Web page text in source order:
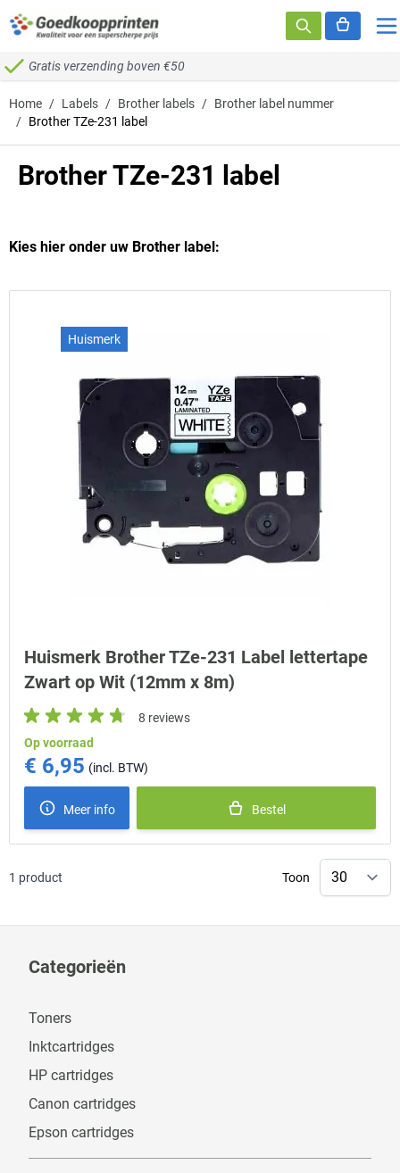
Ga naar de inhoud
Gratis verzending boven €50
Home / Labels / Brother labels / Brother label nummer
/ Brother TZe-231 label
Brother TZe-231 label
Kies hier onder uw Brother label:
Huismerk
Huismerk Brother TZe-231 Label lettertape
Zwart op Wit (12mm x 8m)
8 reviews
Op voorraad
€ 6,95
Meer info Bestel
1 product Toon
Categorieën
Toners
Inktcartridges
HP cartridges
Canon cartridges
Epson cartridges